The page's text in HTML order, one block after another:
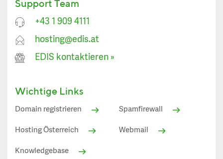
Support Team
+43 1 909 4111
hosting@edis.at
EDIS kontaktieren »
Wichtige Links
Domain registrieren
Hosting Österreich
Knowledgebase
Spamfirewall
Webmail